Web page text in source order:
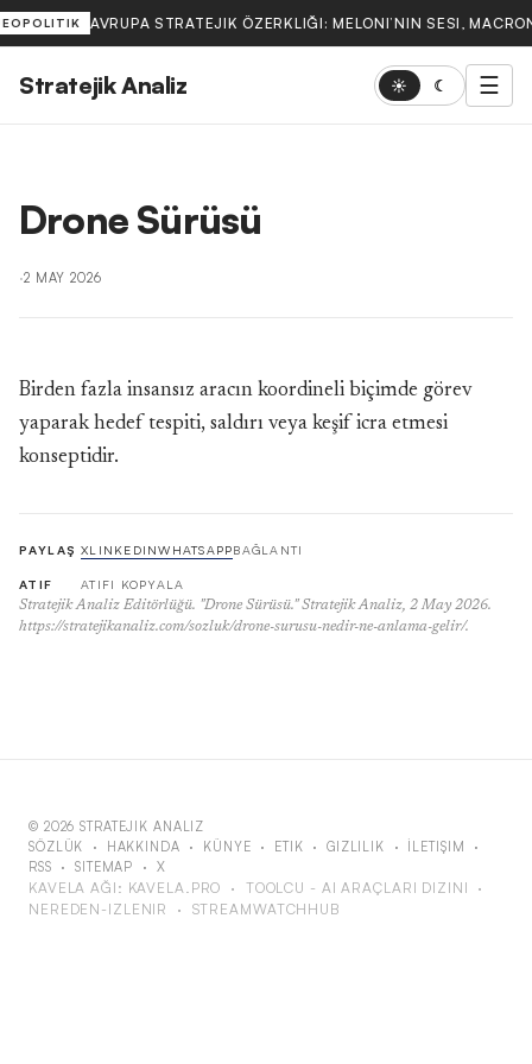
AVRUPA STRATEJIK ÖZERKLIĞI: MELONI’NIN SESI,
Stratejik Analiz ☀ ☾ ☰
Drone Sürüsü
·2 MAY 2026
Birden fazla insansız aracın koordineli biçimde görev
yaparak hedef tespiti, saldırı veya keşif icra etmesi
konseptidir.
PAYLAŞ XLINKEDINWHATSAPPBAĞLANTI
ATIF ATIFI KOPYALA
Stratejik Analiz Editörlüğü. "Drone Sürüsü." Stratejik Analiz, 2 May 2026.
https://stratejikanaliz.com/sozluk/drone-surusu-nedir-ne-anlama-gelir/.
© 2026 STRATEJIK ANALIZ
SÖZLÜK · HAKKINDA · KÜNYE · ETIK · GIZLILIK · İLETIŞIM
·
RSS ·SITEMAP · X
KAVELA AĞI: KAVELA.PRO · TOOLCU - AI ARAÇLARI DIZINI
·
NEREDEN-IZLENIR
· STREAMWATCHHUB